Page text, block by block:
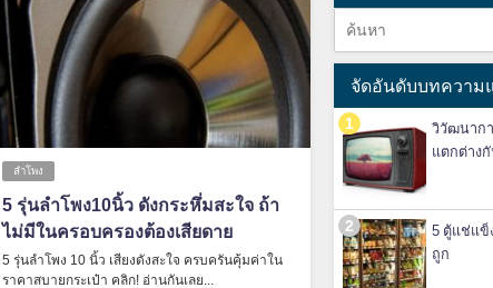
ลำโพง
5 รุ่นลำโพง10นิ้ว ดังกระหึ่มสะใจ ถ้า
ไม่มีในครอบครองต้องเสียดาย
5 รุ่นลำโพง 10 นิ้ว เสียงดังสะใจ ครบครันคุ้มค่าใน
ราคาสบายกระเป๋า คลิก! อ่านกันเลย...
จัดอันดับบทความ
วิวัฒนาก
แตกต่างกั
5 ตู้แช่แข็
ถูก